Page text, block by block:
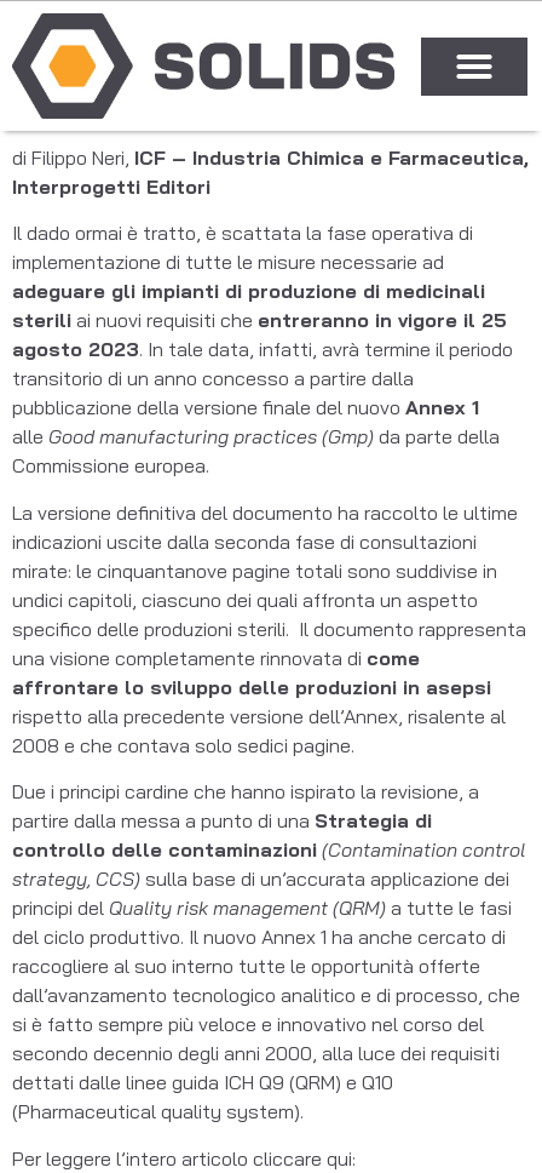
di Filippo Neri, ICF – Industria Chimica e Farmaceutica,
Interprogetti Editori
Il dado ormai è tratto, è scattata la fase operativa di
implementazione di tutte le misure necessarie ad
adeguare gli impianti di produzione di medicinali
sterili ai nuovi requisiti che entreranno in vigore il 25
agosto 2023. In tale data, infatti, avrà termine il periodo
transitorio di un anno concesso a partire dalla
pubblicazione della versione finale del nuovo Annex 1
alle Good manufacturing practices (Gmp) da parte della
Commissione europea.
La versione definitiva del documento ha raccolto le ultime
indicazioni uscite dalla seconda fase di consultazioni
mirate: le cinquantanove pagine totali sono suddivise in
undici capitoli, ciascuno dei quali affronta un aspetto
specifico delle produzioni sterili. Il documento rappresenta
una visione completamente rinnovata di come
affrontare lo sviluppo delle produzioni in asepsi
rispetto alla precedente versione dell’Annex, risalente al
2008 e che contava solo sedici pagine.
Due i principi cardine che hanno ispirato la revisione, a
partire dalla messa a punto di una Strategia di
controllo delle contaminazioni (Contamination control
strategy, CCS) sulla base di un’accurata applicazione dei
principi del Quality risk management (QRM) a tutte le fasi
del ciclo produttivo. Il nuovo Annex 1 ha anche cercato di
raccogliere al suo interno tutte le opportunità offerte
dall’avanzamento tecnologico analitico e di processo, che
si è fatto sempre più veloce e innovativo nel corso del
secondo decennio degli anni 2000, alla luce dei requisiti
dettati dalle linee guida ICH Q9 (QRM) e Q10
(Pharmaceutical quality system).
Per leggere l’intero articolo cliccare qui: